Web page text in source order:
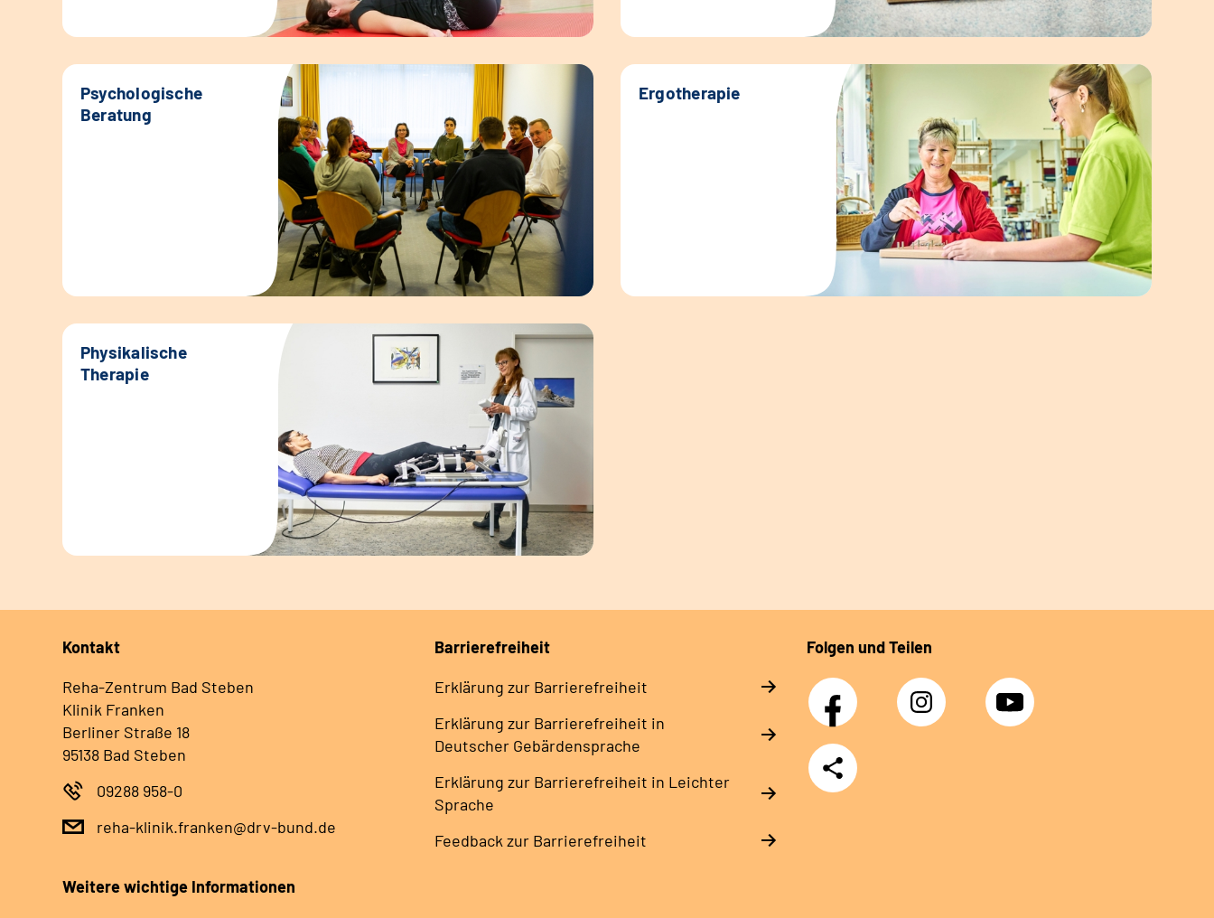
Psychologische
Beratung
Ergotherapie
Physikalische
Therapie
Kontakt
Reha-Zentrum Bad Steben
Klinik Franken
Berliner Straße 18
95138 Bad Steben
09288 958-0
reha-klinik.franken@drv-bund.de
Barrierefreiheit
Erklärung zur Barrierefreiheit
Erklärung zur Barrierefreiheit in
Deutscher Gebärdensprache
Erklärung zur Barrierefreiheit in Leichter
Sprache
Feedback zur Barrierefreiheit
Folgen und Teilen
Facebook Instagram YouTube
Teilen
Weitere wichtige Informationen